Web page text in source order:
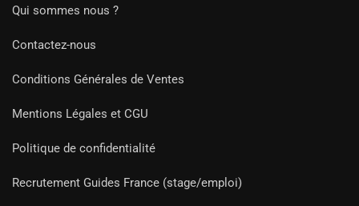
Qui sommes nous ?
Contactez-nous
Conditions Générales de Ventes
Mentions Légales et CGU
Politique de confidentialité
Recrutement Guides France (stage/emploi)